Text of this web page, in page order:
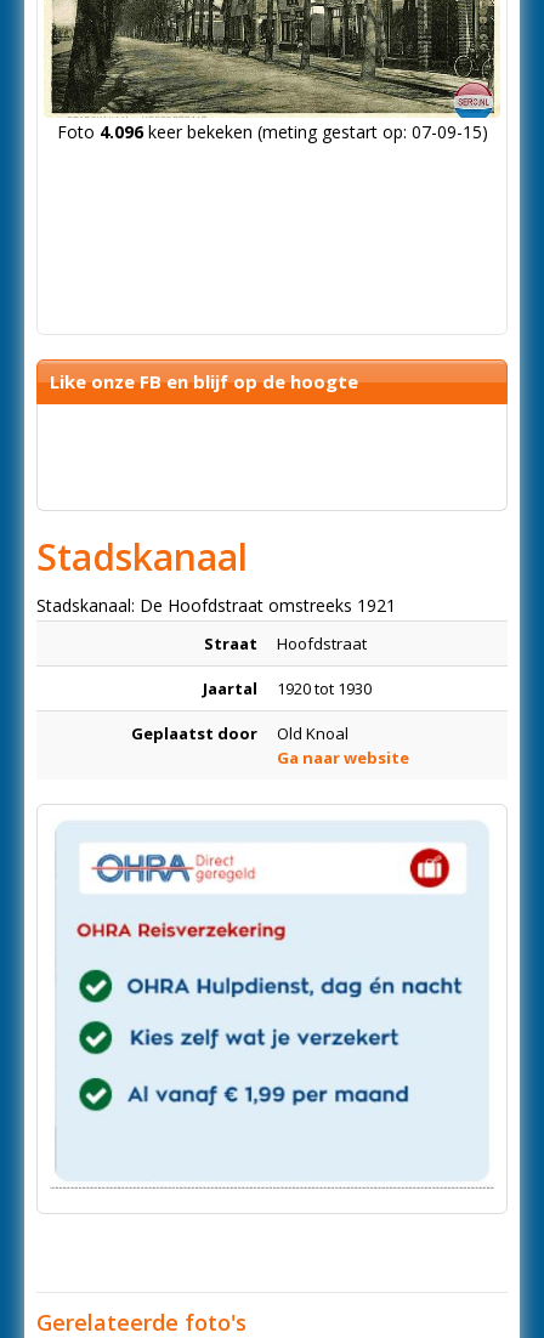
Foto 4.096keer bekeken (meting gestart op: 07-09-15)
Like onze FB en blijf op de hoogte
Stadskanaal
Stadskanaal: De Hoofdstraat omstreeks 1921
Straat Hoofdstraat
Jaartal 1920 tot 1930
Geplaatst door
Old Knoal
Ga naar website
Gerelateerde foto's